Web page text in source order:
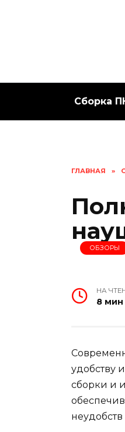
Сборка
ГЛАВНАЯ »
ОБЗОРЫ
НА
8 мин
удобству
сборки и
неудобств